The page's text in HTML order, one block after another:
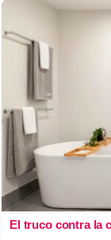
El truco contra la